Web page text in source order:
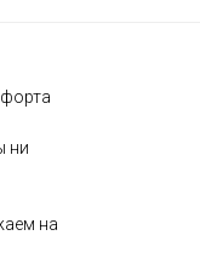
ни
на